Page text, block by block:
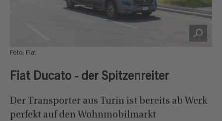
Foto: Fiat
Fiat Ducato - der Spitzenreiter
Der Transporter aus Turin ist bereits ab Werk
perfekt auf den Wohnmobilmarkt